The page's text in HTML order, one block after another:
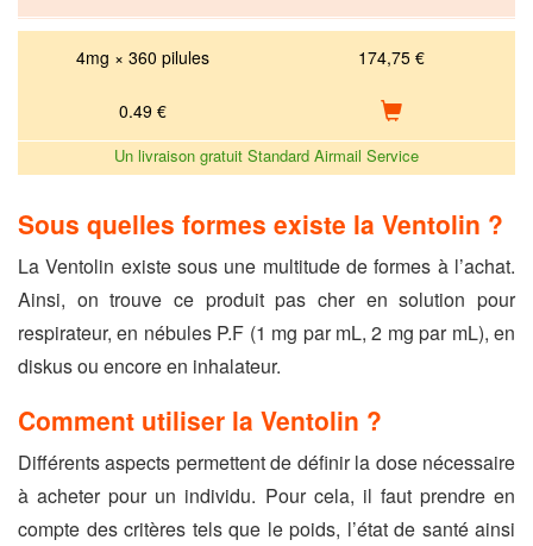
4mg × 360 pilules 174,75 €
0.49 €
Un livraison gratuit Standard Airmail Service
Sous quelles formes existe la Ventolin ?
La Ventolin existe sous une multitude de formes à l’achat.
Ainsi, on trouve ce produit pas cher en solution pour
respirateur, en nébules P.F (1 mg par mL, 2 mg par mL), en
diskus ou encore en inhalateur.
Comment utiliser la Ventolin ?
Différents aspects permettent de définir la dose nécessaire
à acheter pour un individu. Pour cela, il faut prendre en
compte des critères tels que le poids, l’état de santé ainsi